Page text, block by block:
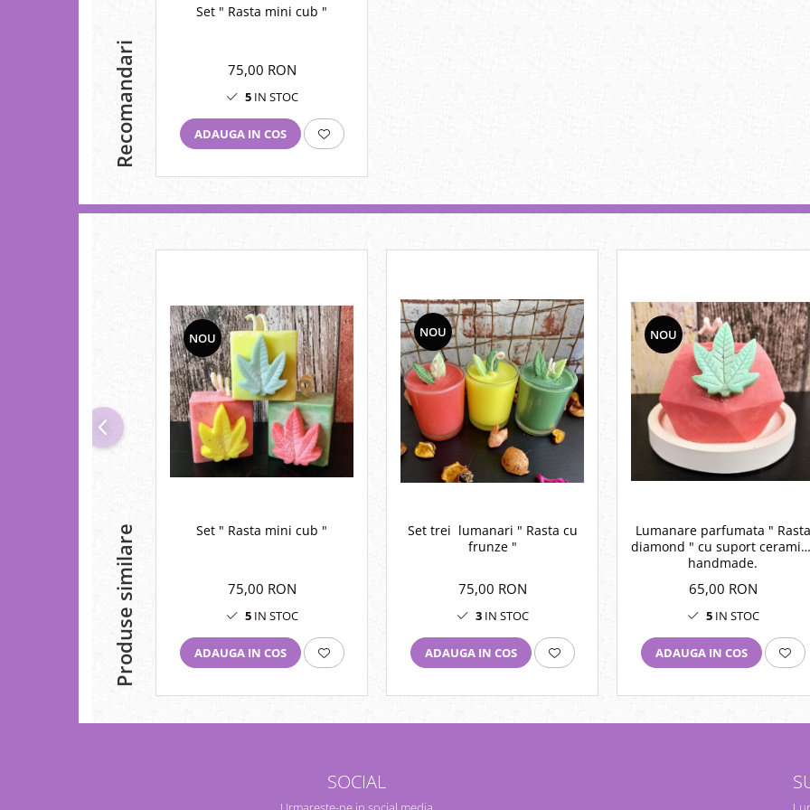
Recomandari
Set " Rasta mini cub "
75,00 RON
5IN STOC
ADAUGA IN COS
Produse similare
NOU
Set " Rasta mini cub "
75,00 RON
5IN STOC
ADAUGA IN COS
NOU
Set trei lumanari " Rasta cu
frunze "
75,00 RON
3IN STOC
ADAUGA IN COS
NOU
Lumanare parfumata " Rasta
diamond " cu suport
handmade.
65,00 RON
5IN STOC
ADAUGA IN COS
SOCIAL